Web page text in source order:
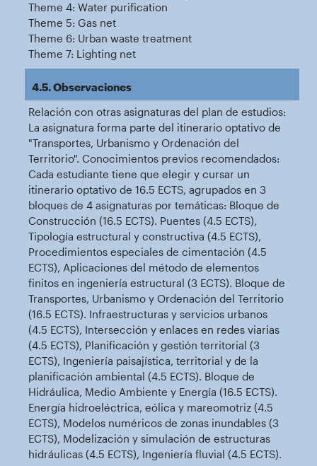
Theme 4: Water purification
Theme 5: Gas net
Theme 6: Urban waste treatment
Theme 7: Lighting net
4.5. Observaciones
Relación con otras asignaturas del plan de estudios:
La asignatura forma parte del itinerario optativo de
"Transportes, Urbanismo y Ordenación del
Territorio". Conocimientos previos recomendados:
Cada estudiante tiene que elegir y cursar un
itinerario optativo de 16.5 ECTS, agrupados en 3
bloques de 4 asignaturas por temáticas: Bloque de
Construcción (16.5 ECTS). Puentes (4.5 ECTS),
Tipología estructural y constructiva (4.5 ECTS),
Procedimientos especiales de cimentación (4.5
ECTS), Aplicaciones del método de elementos
finitos en ingeniería estructural (3 ECTS). Bloque de
Transportes, Urbanismo y Ordenación del Territorio
(16.5 ECTS). Infraestructuras y servicios urbanos
(4.5 ECTS), Intersección y enlaces en redes viarias
(4.5 ECTS), Planificación y gestión territorial (3
ECTS), Ingeniería paisajística, territorial y de la
planificación ambiental (4.5 ECTS). Bloque de
Hidráulica, Medio Ambiente y Energía (16.5 ECTS).
Energía hidroeléctrica, eólica y mareomotriz (4.5
ECTS), Modelos numéricos de zonas inundables (3
ECTS), Modelización y simulación de estructuras
hidráulicas (4.5 ECTS), Ingeniería fluvial (4.5 ECTS).